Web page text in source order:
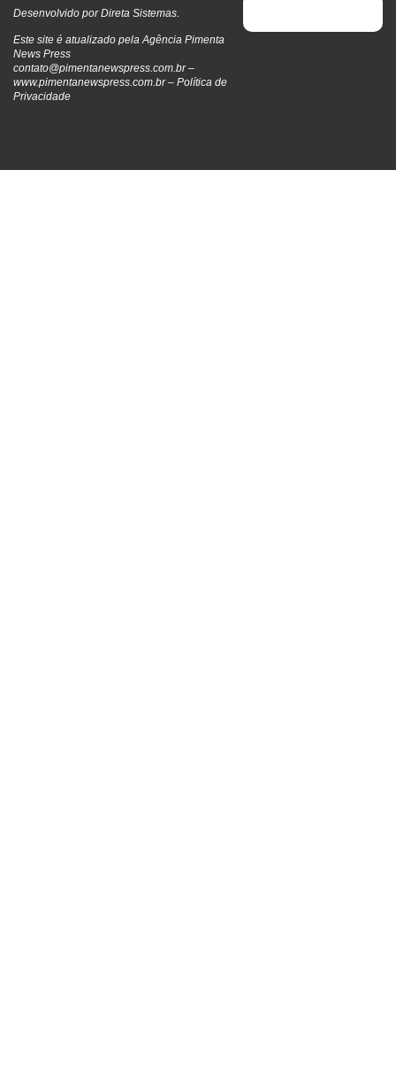
Desenvolvido porDireta Sistemas
Este site é atualizado pela Agência Pimenta
News Press
contato@pimentanewspress.com.br–
www.pimentanewspress.com.br – Política de
Privacidade